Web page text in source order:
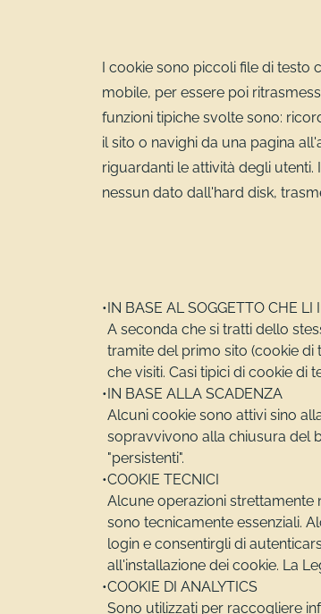
I cookie sono piccoli file di testo
mobile, per essere poi
funzioni tipiche svolte sono:
il sito o navighi da una pagina
riguardanti le attività degli
nessun dato dall'hard disk,
IN BASE AL SOGGETTO CHE LI
A seconda che si tratti dello
tramite del primo sito (cookie di
che visiti. Casi tipici di cookie di
IN BASE ALLA SCADENZA
Alcuni cookie sono attivi sino
sopravvivono alla chiusura del
"persistenti".
COOKIE TECNICI
Alcune operazioni strettamente
sono tecnicamente essenziali.
login e consentirgli di
all'installazione dei cookie. La
COOKIE DI ANALYTICS
Sono utilizzati per raccogliere